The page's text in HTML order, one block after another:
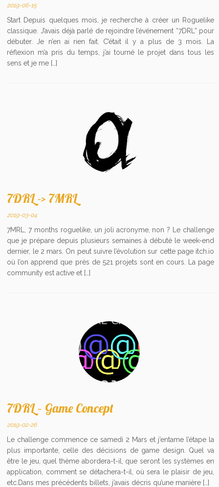
2019-06-15
Start Depuis quelques mois, je recherche à créer un Roguelike
classique. J’avais déjà parlé de rejoindre l’événement “7DRL” pour
débuter. Je n’en ai rien fait. C’était il y a plus de 3 mois. La
réflexion m’a pris du temps, j’ai tourné le projet dans tous les
sens et je me […]
7DRL -> 7MRL
2019-03-04
7MRL, 7 months roguelike, un joli acronyme, non ? Le challenge
que je prépare depuis plusieurs semaines à débuté le week-end
dernier, le 2 mars. On peut suivre l’évolution sur cette page itch.io
où l’on apprend que près de 521 projets sont en cours. La page
community est active et […]
7DRL – Game Concept
2019-02-26
Le challenge commence ce samedi 2 Mars et j’entame l’étape la
plus importante, celle des décisions de game design. Quel va
être le jeu, quel thème abordera-t-il, que seront les systèmes en
application, comment se détachera-t-il, où sera le plaisir de jeu,
etc.Dans mes précédents billets, j’avais décris qu’une manière […]